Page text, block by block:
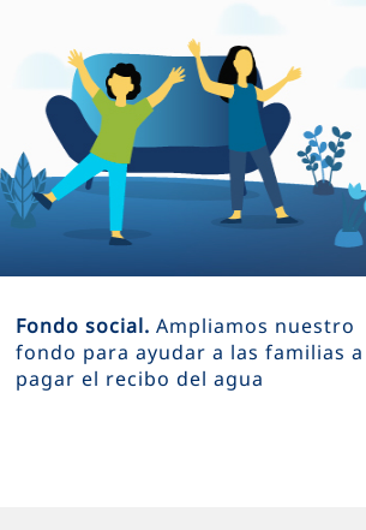
Fondo social. Ampliamos nuestro
fondo para ayudar a las familias a
pagar el recibo del agua